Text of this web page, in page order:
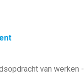
van